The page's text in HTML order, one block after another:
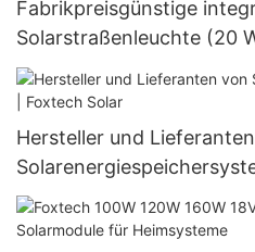
Fabrikpreisgünstige
Solarstraßenleuchte (20
W, 100 W)
Hersteller und